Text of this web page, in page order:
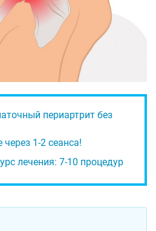
периартрит без
1-2 сеанса!
лечения: 7-10 процедур